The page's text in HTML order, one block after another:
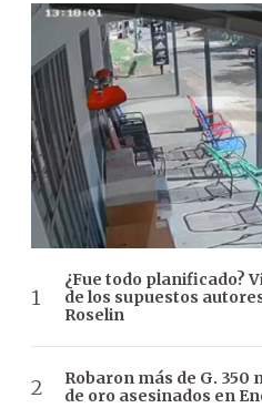
¿Fue todo planificado?
de los supuestos
Roselin
Robaron más de G.
de oro asesinados en